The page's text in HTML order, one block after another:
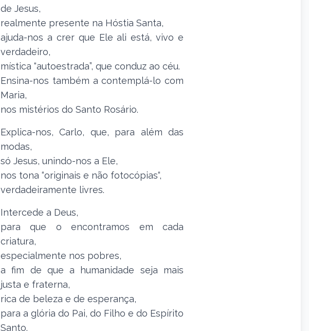
de Jesus,
realmente presente na Hóstia Santa,
ajuda-nos a crer que Ele ali está, vivo e
verdadeiro,
mística “autoestrada”, que conduz ao céu.
Ensina-nos também a contemplá-lo com
Maria,
nos mistérios do Santo Rosário.
Explica-nos, Carlo, que, para além das
modas,
só Jesus, unindo-nos a Ele,
nos tona “originais e não fotocópias“,
verdadeiramente livres.
Intercede a Deus,
para que o encontramos em cada
criatura,
especialmente nos pobres,
a fim de que a humanidade seja mais
justa e fraterna,
rica de beleza e de esperança,
para a glória do Pai, do Filho e do Espírito
Santo.